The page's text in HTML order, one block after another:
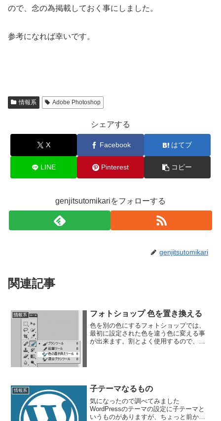
ので、念の為掲載しておく事にしました。
参考になれば幸いです。
情報系 Adobe Photoshop
シェアする
X Facebook はてブ
LINE Pinterest コピー
genjitsutomikariをフォローする
genjitsutomikari
関連記事
情報系 フォトショップ 色を置き換える
色を別の色にするフォトショップでは、
最初に設定された色を違う色に変える事
が出来ます。割とよく使用するので、覚
情報系 子テーマなるもの
気になったので調べてみました
WordPressのテーマの設定に子テーマと
いうものがありますが、ちょっと前から